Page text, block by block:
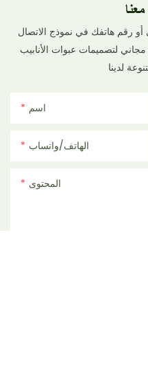
رقم هاتفك في نموذج الاتصال
لتصميمات عبوات الأنابيب
اسم
الهاتف/واتساب
المحتوى